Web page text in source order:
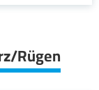
Rügen